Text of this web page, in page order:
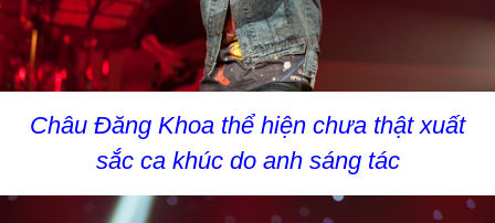
Châu Đăng Khoa thể hiện chưa thật xuất
sắc ca khúc do anh sáng tác